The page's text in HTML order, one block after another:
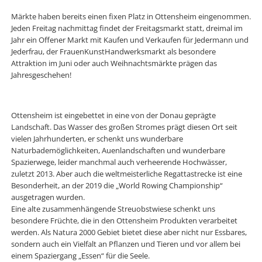
Märkte haben bereits einen fixen Platz in Ottensheim eingenommen.
Jeden Freitag nachmittag findet der Freitagsmarkt statt, dreimal im
Jahr ein Offener Markt mit Kaufen und Verkaufen für Jedermann und
Jederfrau, der FrauenKunstHandwerksmarkt als besondere
Attraktion im Juni oder auch Weihnachtsmärkte prägen das
Jahresgeschehen!
Ottensheim ist eingebettet in eine von der Donau geprägte
Landschaft. Das Wasser des großen Stromes prägt diesen Ort seit
vielen Jahrhunderten, er schenkt uns wunderbare
Naturbademöglichkeiten, Auenlandschaften und wunderbare
Spazierwege, leider manchmal auch verheerende Hochwässer,
zuletzt 2013. Aber auch die weltmeisterliche Regattastrecke ist eine
Besonderheit, an der 2019 die „World Rowing Championship“
ausgetragen wurden.
Eine alte zusammenhängende Streuobstwiese schenkt uns
besondere Früchte, die in den Ottensheim Produkten verarbeitet
werden. Als Natura 2000 Gebiet bietet diese aber nicht nur Essbares,
sondern auch ein Vielfalt an Pflanzen und Tieren und vor allem bei
einem Spaziergang „Essen“ für die Seele.